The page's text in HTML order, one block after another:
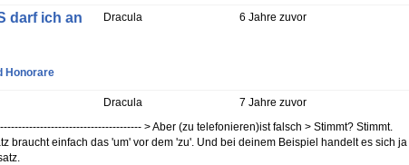
6 Jahre zuvor
Dracula
darf ich an
Honorare
7 Jahre zuvor
Dracula
> Aber (zu telefonieren)ist falsch > Stimmt? Stimmt.
braucht einfach das 'um' vor dem 'zu'. Und bei deinem Beispiel handelt es sich ja